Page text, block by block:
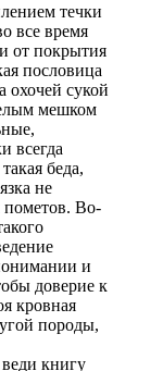
течки
все время
от покрытия
пословица
охочей сукой
мешком
всегда
беда,
не
пометов. Во-
и
доверие к
кровная
породы,
книгу